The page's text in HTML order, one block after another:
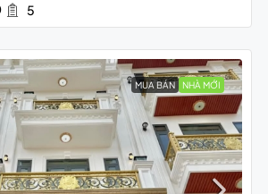
5
MUA BÁN NHÀ MỚI